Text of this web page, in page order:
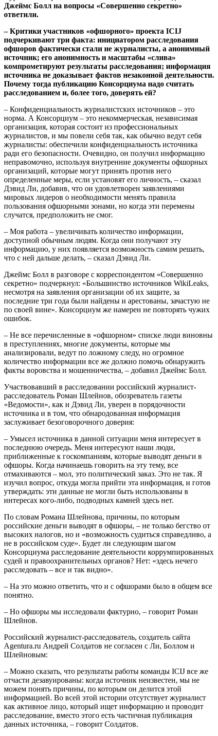
Джеймс Болл на вопросы «Совершенно секретно»
ответили.
– Критики участников «офшорного» проекта ICIJ
подчеркивают три факта: инициатором расследования
офшоров фактически стали не журналисты, а анонимный
источник; его анонимность и масштабы «слива»
компрометируют результаты расследования; информация
источника не доказывает фактов незаконной деятельности.
Почему тогда публикацию Консорциума надо считать
расследованием и, более того, доверять ей?
– Конфиденциальность журналистских источников – это
норма. А Консорциум – это некоммерческая, независимая
организация, которая состоит из профессиональных
журналистов, и мы повели себя так, как обычно ведут себя
журналисты: обеспечили конфиденциальность источника
ради его безопасности. Очевидно, он получил информацию
неправомочно, используя внутренние документы офшорных
организаций, которые могут принять против него
определенные меры, если установят его личность, – сказал
Дэвид Ли, добавив, что он удовлетворен заявлениями
мировых лидеров о необходимости менять правила
пользования офшорными зонами, но когда эти перемены
случатся, предположить не смог.
– Моя работа – увеличивать количество информации,
доступной обычным людям. Когда они получают эту
информацию, у них появляется возможность самим решать,
что с ней дальше делать, – сказал Дэвид Ли.
Джеймс Болл в разговоре с корреспондентом «Совершенно
секретно» подчеркнул: «Большинство источников WikiLeaks,
несмотря на заявления организации об их защите, за
последние три года были найдены и арестованы, зачастую не
по своей вине». Консорциум же намерен не повторять чужих
ошибок.
– Не все перечисленные в «офшорном» списке люди виновны
в преступлениях, многие документы, которые мы
анализировали, ведут по ложному следу, но огромное
количество информации все же должно помочь обнаружить
факты воровства и мошенничества, – добавил Джеймс Болл.
Участвовавший в расследовании российский журналист-
расследователь Роман Шлейнов, обозреватель газеты
«Ведомости», как и Дэвид Ли, уверен в порядочности
источника и в том, что обнародованная информация
заслуживает безоговорочного доверия:
– Умысел источника в данной ситуации меня интересует в
последнюю очередь. Меня интересуют наши люди,
приближенные к госкомпаниям, которые выводят деньги в
офшоры. Когда начинаешь говорить на эту тему, все
отмахиваются – мол, это политический заказ. Это не так. Я
изучил вопрос, откуда могла прийти эта информация, и готов
утверждать: эти данные не могли быть использованы в
интересах кого-либо, подводных камней здесь нет.
По словам Романа Шлейнова, причины, по которым
российские деньги выводят в офшоры, – не только бегство от
высоких налогов, но и «возможность судиться справедливо, а
не в российском суде». Будет ли следующим шагом
Консорциума расследование деятельности коррумпированных
судей и правоохранительных органов? Нет: «здесь нечего
расследовать – все и так видно».
– На это можно ответить, что и с офшорами было в общем все
понятно.
– Но офшоры мы исследовали фактурно, – говорит Роман
Шлейнов.
Российский журналист-расследователь, создатель сайта
Agentura.ru Андрей Солдатов не согласен с Ли, Боллом и
Шлейновым:
– Можно сказать, что результаты работы команды ICIJ все же
отчасти дезавуированы: когда источник неизвестен, мы не
можем понять причины, по которым он делится этой
информацией. Во всей этой истории отсутствует журналист
как активное лицо, который ищет информацию и проводит
расследование, вместо этого есть частичная публикация
данных источника, – говорит Солдатов.